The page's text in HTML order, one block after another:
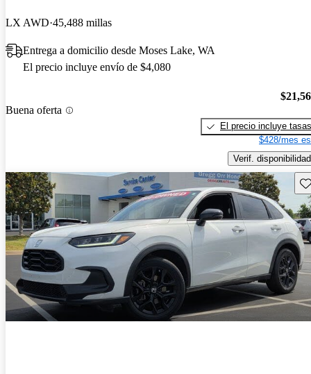
LX AWD 45,488 millas
Entrega a domicilio desde Moses Lake, WA
El precio incluye envío de $4,080
Buena oferta
El precio incluye tasas
$428/mes
Verif. disponibilidad